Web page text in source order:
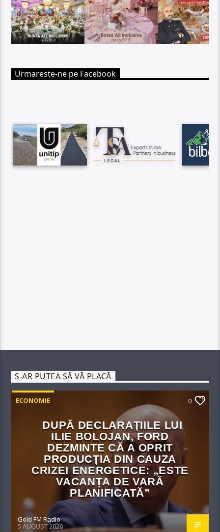
Urmareste-ne pe Facebook
S-AR PUTEA SĂ VĂ PLACĂ
ECONOMIE 0
DUPĂ DECLARAȚIILE LUI
ILIE BOLOJAN, FORD
DEZMINTE CĂ A OPRIT
PRODUCȚIA DIN CAUZA
CRIZEI ENERGETICE: „ESTE
VACANȚA DE VARĂ
PLANIFICATĂ”
Gold FM Radio
5 AUGUST 2026